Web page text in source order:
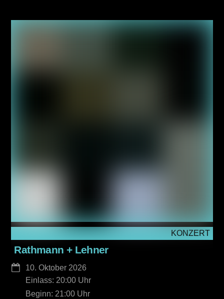
KONZERT
Rathmann + Lehner
10. Oktober 2026
21:00
Einlass: 20:00